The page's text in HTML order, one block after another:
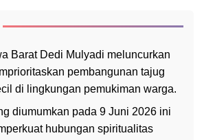
Barat Dedi Mulyadi meluncurkan
pembangunan tajug
di lingkungan pemukiman warga.
diumumkan pada 9 Juni 2026 ini
hubungan spiritualitas